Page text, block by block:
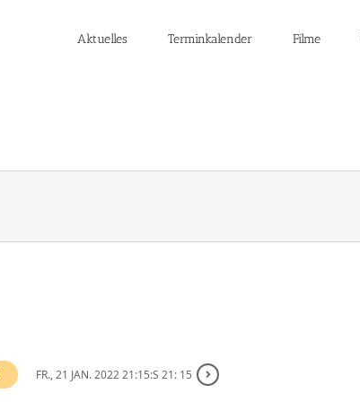
Aktuelles Terminkalender Filme
FR., 21 JAN. 2022 21:15:S 21: 15